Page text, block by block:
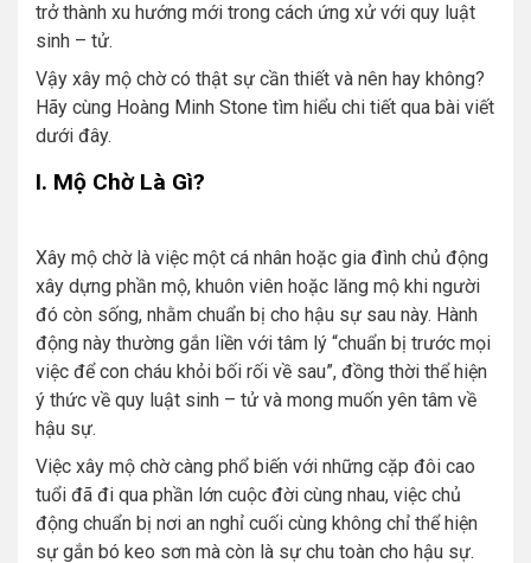
trở thành xu hướng mới trong cách ứng xử với quy luật
sinh – tử.
Vậy xây mộ chờ có thật sự cần thiết và nên hay không?
Hãy cùng Hoàng Minh Stone tìm hiểu chi tiết qua bài viết
dưới đây.
I. Mộ Chờ Là Gì?
Xây mộ chờ là việc một cá nhân hoặc gia đình chủ động
xây dựng phần mộ, khuôn viên hoặc lăng mộ khi người
đó còn sống, nhằm chuẩn bị cho hậu sự sau này. Hành
động này thường gắn liền với tâm lý “chuẩn bị trước mọi
việc để con cháu khỏi bối rối về sau”, đồng thời thể hiện
ý thức về quy luật sinh – tử và mong muốn yên tâm về
hậu sự.
Việc xây mộ chờ càng phổ biến với những cặp đôi cao
tuổi đã đi qua phần lớn cuộc đời cùng nhau, việc chủ
động chuẩn bị nơi an nghỉ cuối cùng không chỉ thể hiện
sự gắn bó keo sơn mà còn là sự chu toàn cho hậu sự.